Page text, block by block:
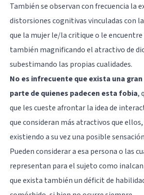
También se observan con frecuencia la
distorsiones cognitivas vinculadas con
que la mujer le/la critique o le
también magnificando el atractivo de
subestimando las propias cualidades.
No es infrecuente que exista una
parte de quienes padecen esta fobia,
que les cueste afrontar la idea de
que consideran más atractivos que
existiendo a su vez una posible
Pueden considerar a esa persona o las
representan para el sujeto como
que exista también un déficit de